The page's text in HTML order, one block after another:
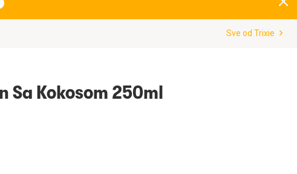
Sve od Trixie
Sa Kokosom 250ml